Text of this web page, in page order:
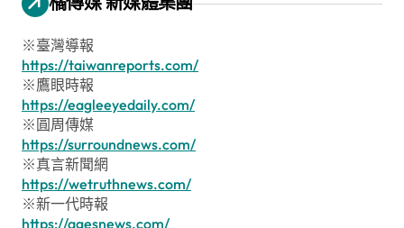
※臺灣導報
https://taiwanreports.com/
※鷹眼時報
https://eagleeyedaily.com/
※圓周傳媒
https://surroundnews.com/
※真言新聞網
https://wetruthnews.com/
※新一代時報
https://agesnews.com/